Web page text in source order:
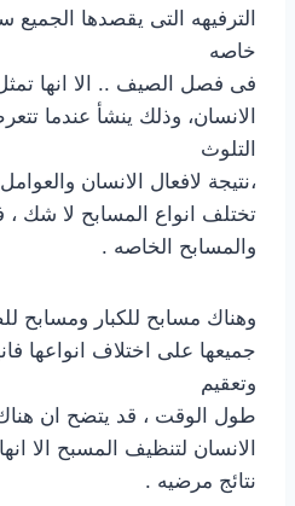
الترفيهه التى يقصدها الجميع
خاصه
فى فصل الصيف .. الا انها
الانسان، وذلك ينشأ عندما
التلوث
،نتيجة لافعال الانسان
تختلف انواع المسابح لا شك ،
والمسابح الخاصه .
وهناك مسابح للكبار ومسابح
جميعها على اختلاف انواعها
وتعقيم
طول الوقت ، قد يتضح ان
الانسان لتنظيف المسبح الا
نتائج مرضيه .